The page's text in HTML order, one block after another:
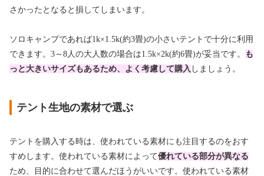
さかったとなると損してしまいます。
ソロキャンプであれば1k×1.5k(約3畳)の小さいテントで十分に利用
できます。3～8人の大人数の場合は1.5k×2k(約6畳)が妥当です。
も
っと大きいサイズもあるため、よく考慮して購入 しましょう。
テント生地の素材で選ぶ
テントを購入する時は、使われている素材にも注目するのをおす
すめします。使われている素材によって優れている部分が異なる
ため、目的に合わせて選んだほうがいいです。使われている素材